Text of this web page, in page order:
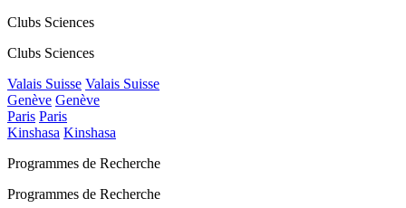
Clubs Sciences
Clubs Sciences
Valais Suisse Valais Suisse
Genève Genève
Paris Paris
Kinshasa Kinshasa
Programmes de Recherche
Programmes de Recherche